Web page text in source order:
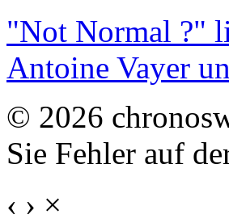
"Not Normal ?"
Antoine Vayer
© 2026
Sie Fehler auf
‹ › ×